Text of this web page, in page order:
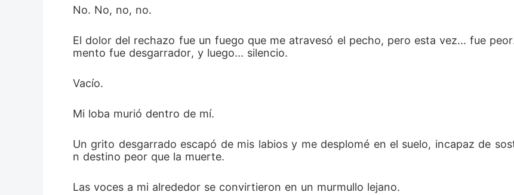
No. No, no, no.
El dolor del rechazo fue un fuego que me atravesó el pecho, pero esta vez... fue
mento fue desgarrador, y luego... silencio.
Vacío.
Mi loba murió dentro de mí.
Un grito desgarrado escapó de mis labios y me desplomé en el suelo, incapaz de
n destino peor que la muerte.
Las voces a mi alrededor se convirtieron en un murmullo lejano.